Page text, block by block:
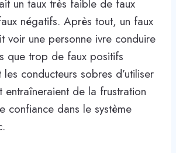
un taux très faible de faux
négatifs. Après tout, un faux
voir une personne ivre conduire
que trop de faux positifs
conducteurs sobres d’utiliser
entraîneraient de la frustration
confiance dans le système